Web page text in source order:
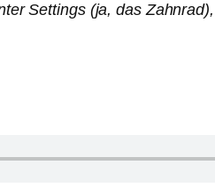
Settings (ja, das